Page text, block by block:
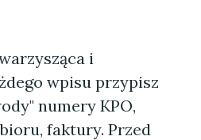
i
wpisu przypisz
numery KPO,
faktury. Przed